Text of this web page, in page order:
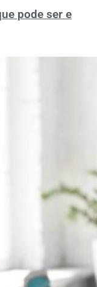
pode ser e